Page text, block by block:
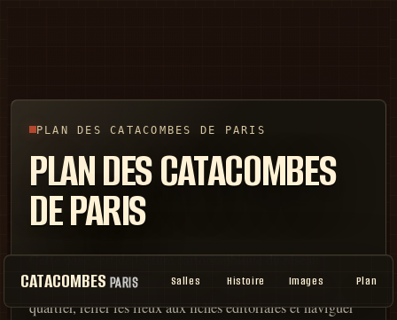
CATACOMBES PARIS Salles Histoire Images Plan
PLAN DES CATACOMBES DE PARIS
PLAN DES CATACOMBES
DE PARIS
Cette page sert de lecture cartographique du réseau
documenté sur Catacombes.xyz : filtrer les salles par
quartier, relier les lieux aux fiches éditoriales et naviguer